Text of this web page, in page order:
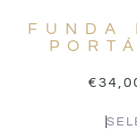
FUNDA
€